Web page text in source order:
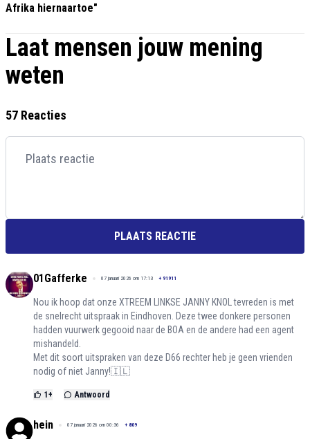
Afrika hiernaartoe"
Laat mensen jouw mening
weten
57 Reacties
PLAATS REACTIE
01Gafferke 07 januari 2026 om 17:13 + 91911
Nou ik hoop dat onze XTREEM LINKSE JANNY KNOL tevreden is met
de snelrecht uitspraak in Eindhoven. Deze twee donkere personen
hadden vuurwerk gegooid naar de BOA en de andere had een agent
mishandeld.
Met dit soort uitspraken van deze D66 rechter heb je geen vrienden
nodig of niet Janny!🇮🇱
1+ Antwoord
hein 07 januari 2026 om 00:36 + 809